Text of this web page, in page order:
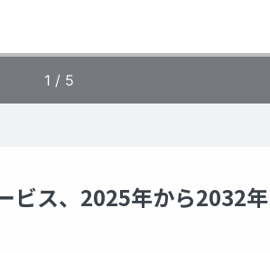
ビス、2025年から2032年